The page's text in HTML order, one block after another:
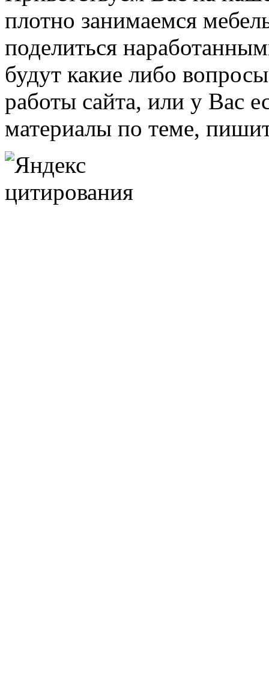
плотно занимаемся
поделиться
будут какие либо
работы сайта, или у Вас
материалы по теме,